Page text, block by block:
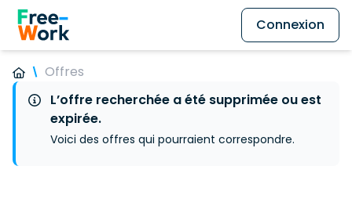
Connexion
Offres
L’offre recherchée a été supprimée ou est
expirée.
Voici des offres qui pourraient correspondre.